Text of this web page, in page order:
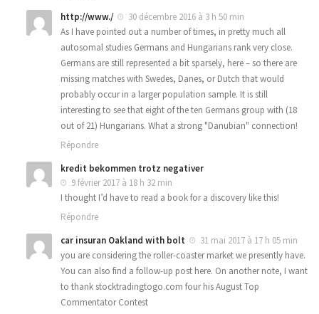
http://www./
30 décembre 2016 à 3 h 50 min
As I have pointed out a number of times, in pretty much all
autosomal studies Germans and Hungarians rank very close.
Germans are still represented a bit sparsely, here – so there are
missing matches with Swedes, Danes, or Dutch that would
probably occur in a larger population sample. It is still
interesting to see that eight of the ten Germans group with (18
out of 21) Hungarians. What a strong "Danubian" connection!
Répondre
kredit bekommen trotz negativer
9 février 2017 à 18 h 32 min
I thought I’d have to read a book for a discovery like this!
Répondre
car insuran Oakland with bolt
31 mai 2017 à 17 h 05 min
you are considering the roller-coaster market we presently have.
You can also find a follow-up post here. On another note, I want
to thank stocktradingtogo.com four his August Top
Commentator Contest